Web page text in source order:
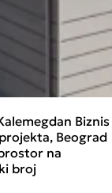
Biznis
Beograd
na
broj